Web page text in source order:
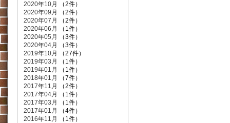
2020年10月
（2件）
2020年09月
（2件）
2020年07月
（2件）
2020年06月
（1件）
2020年05月
（3件）
2020年04月
（3件）
2019年10月
（27件）
2019年03月
（1件）
2019年01月
（1件）
2018年01月
（7件）
2017年11月
（2件）
2017年04月
（1件）
2017年03月
（1件）
2017年01月
（4件）
2016年11月
（1件）